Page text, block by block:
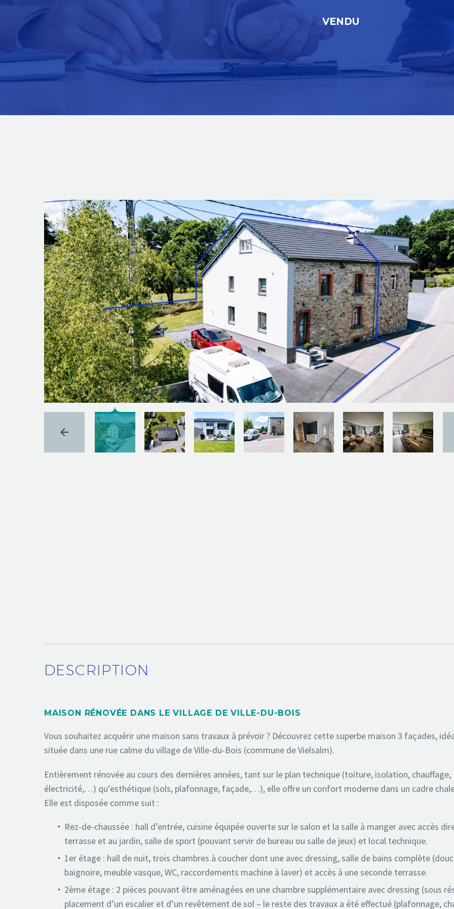
VENDU
DESCRIPTION
MAISON RÉNOVÉE DANS LE VILLAGE DE VILLE-DU-BOIS
Vous souhaitez acquérir une maison sans travaux à prévoir ? Découvrez cette superbe maison 3 façades,
située dans une rue calme du village de Ville-du-Bois (commune de Vielsalm).
Entièrement rénovée au cours des dernières années, tant sur le plan technique (toiture, isolation, chauffage,
électricité,…) qu’esthétique (sols, plafonnage, façade,…), elle offre un confort moderne dans un cadre
Elle est disposée comme suit :
Rez-de-chaussée : hall d’entrée, cuisine équipée ouverte sur le salon et la salle à manger avec accès
terrasse et au jardin, salle de sport (pouvant servir de bureau ou salle de jeux) et local technique.
1er étage : hall de nuit, trois chambres à coucher dont une avec dressing, salle de bains complète
baignoire, meuble vasque, WC, raccordements machine à laver) et accès à une seconde terrasse.
2ème étage : 2 pièces pouvant être aménagées en une chambre supplémentaire avec dressing (sous
placement d’un escalier et d’un revêtement de sol – le reste des travaux a été effectué (plafonnage,